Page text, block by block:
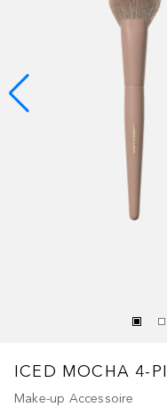
ICED MOCHA 4-
Make-up Accessoire